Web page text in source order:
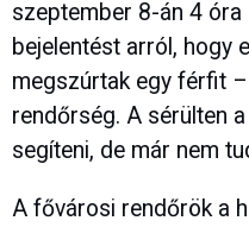
szeptember 8-án 4
bejelentést arról, hogy
megszúrtak egy férfit
rendőrség. A sérülten
segíteni, de már nem
A fővárosi rendőrök a